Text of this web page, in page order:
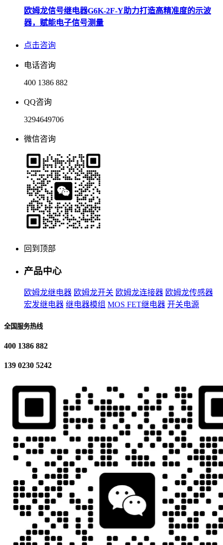
欧姆龙信号继电器G6K-2F-Y助力打造高精准度的示波
器，赋能电子信号测量
点击咨询
电话咨询
400 1386 882
QQ咨询
3294649706
微信咨询
回到顶部
产品中心
欧姆龙继电器 欧姆龙开关 欧姆龙连接器 欧姆龙传感器
宏发继电器 继电器模组 MOS FET继电器 开关电源
全国服务热线
400 1386 882
139 0230 5242